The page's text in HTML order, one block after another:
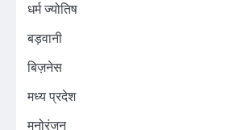
धर्म ज्योतिष
बड़वानी
बिज़नेस
मध्य प्रदेश
मनोरंजन